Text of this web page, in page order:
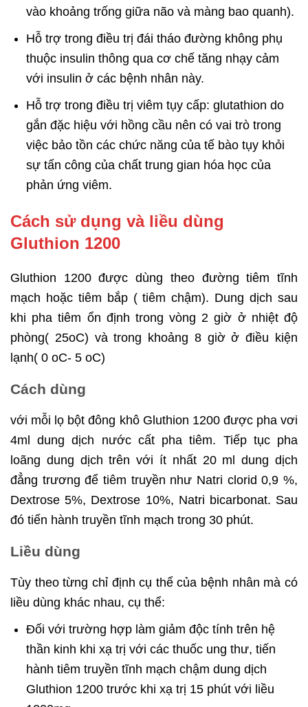
vào khoảng trống giữa não và màng bao quanh).
Hỗ trợ trong điều trị đái tháo đường không phụ
thuộc insulin thông qua cơ chế tăng nhạy cảm
với insulin ở các bệnh nhân này.
Hỗ trợ trong điều trị viêm tụy cấp: glutathion do
gắn đặc hiệu với hồng cầu nên có vai trò trong
việc bảo tồn các chức năng của tế bào tụy khỏi
sự tấn công của chất trung gian hóa học của
phản ứng viêm.
Cách sử dụng và liều dùng
Gluthion 1200
Gluthion 1200 được dùng theo đường tiêm tĩnh
mạch hoặc tiêm bắp ( tiêm chậm). Dung dịch sau
khi pha tiêm ổn định trong vòng 2 giờ ở nhiệt độ
phòng( 25oC) và trong khoảng 8 giờ ở điều kiện
lạnh( 0 oC- 5 oC)
Cách dùng
với mỗi lọ bột đông khô Gluthion 1200 được pha vơi
4ml dung dịch nước cất pha tiêm. Tiếp tục pha
loãng dung dịch trên với ít nhất 20 ml dung dịch
đẳng trương để tiêm truyền như Natri clorid 0,9 %,
Dextrose 5%, Dextrose 10%, Natri bicarbonat. Sau
đó tiến hành truyền tĩnh mạch trong 30 phút.
Liều dùng
Tùy theo từng chỉ định cụ thể của bệnh nhân mà có
liều dùng khác nhau, cụ thể:
Đối với trường hợp làm giảm độc tính trên hệ
thần kinh khi xạ trị với các thuốc ung thư, tiến
hành tiêm truyền tĩnh mạch chậm dung dịch
Gluthion 1200 trước khi xạ trị 15 phút với liều